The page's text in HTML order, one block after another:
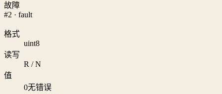
故障
#2 · fault
格式
uint8
读写
R / N
值
0无错误